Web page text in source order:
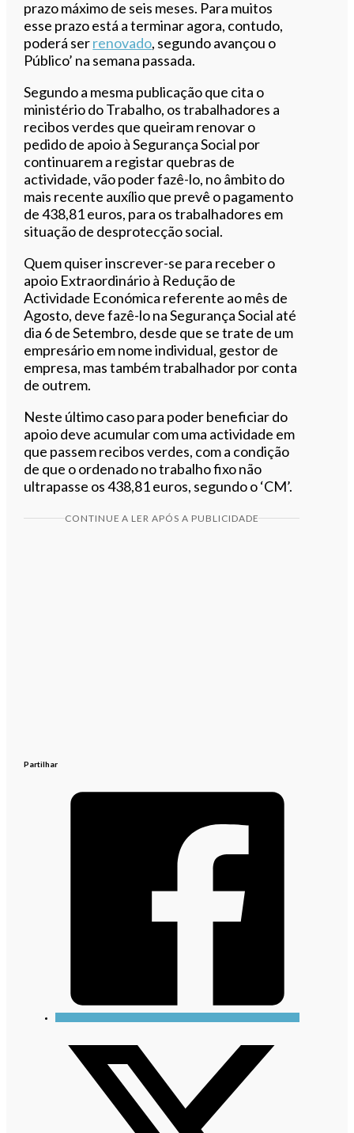
prazo máximo de seis meses. Para muitos
esse prazo está a terminar agora, contudo,
poderá serrenovado, segundo avançou o
Público’ na semana passada.
Segundo a mesma publicação que cita o
ministério do Trabalho, os trabalhadores a
recibos verdes que queiram renovar o
pedido de apoio à Segurança Social por
continuarem a registar quebras de
actividade, vão poder fazê-lo, no âmbito do
mais recente auxílio que prevê o pagamento
de 438,81 euros, para os trabalhadores em
situação de desprotecção social.
Quem quiser inscrever-se para receber o
apoio Extraordinário à Redução de
Actividade Económica referente ao mês de
Agosto, deve fazê-lo na Segurança Social até
dia 6 de Setembro, desde que se trate de um
empresário em nome individual, gestor de
empresa, mas também trabalhador por conta
de outrem.
Neste último caso para poder beneficiar do
apoio deve acumular com uma actividade em
que passem recibos verdes, com a condição
de que o ordenado no trabalho fixo não
ultrapasse os 438,81 euros, segundo o ‘CM’.
CONTINUE A LER APÓS A PUBLICIDADE
Partilhar